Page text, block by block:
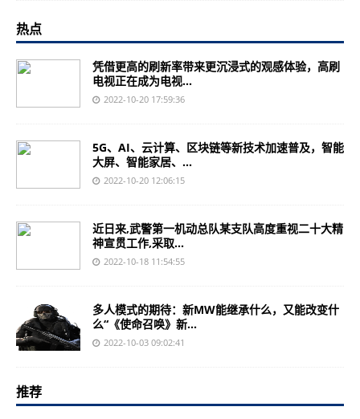
热点
凭借更高的刷新率带来更沉浸式的观感体验，高刷
电视正在成为电视...
2022-10-20 17:59:36
5G、AI、云计算、区块链等新技术加速普及，智能
大屏、智能家居、...
2022-10-20 12:06:15
近日来,武警第一机动总队某支队高度重视二十大精
神宣贯工作,采取...
2022-10-18 11:54:55
多人模式的期待：新MW能继承什么，又能改变什
么“《使命召唤》新...
2022-10-03 09:02:41
推荐